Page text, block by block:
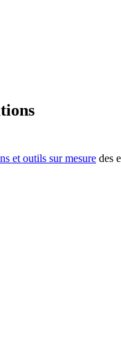
et outils sur mesure des